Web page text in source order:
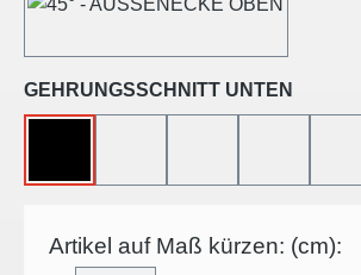
GEHRUNGSSCHNITT UNTEN
Artikel auf Maß kürzen: (cm):